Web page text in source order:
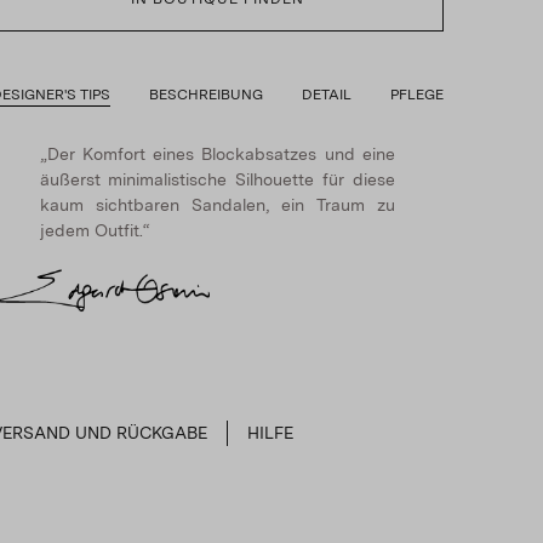
TIPS BESCHREIBUNG DETAIL PFLEGE
„Der Komfort eines Blockabsatzes und eine
äußerst minimalistische Silhouette für diese
kaum sichtbaren Sandalen, ein Traum zu
jedem Outfit.“
UND RÜCKGABE HILFE